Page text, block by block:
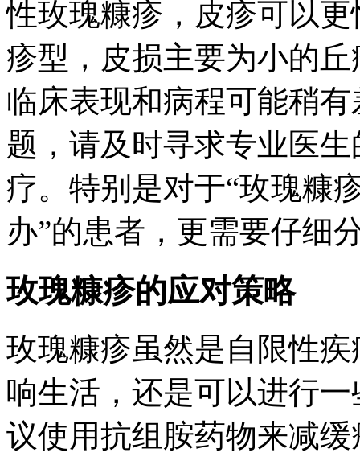
性玫瑰糠疹，皮疹可以
疹型，皮损主要为小的
临床表现和病程可能稍
题，请及时寻求专业医
疗。特别是对于“玫瑰糠
办”的患者，更需要仔细
玫瑰糠疹的应对策略
玫瑰糠疹虽然是自限性
响生活，还是可以进行
议使用抗组胺药物来减